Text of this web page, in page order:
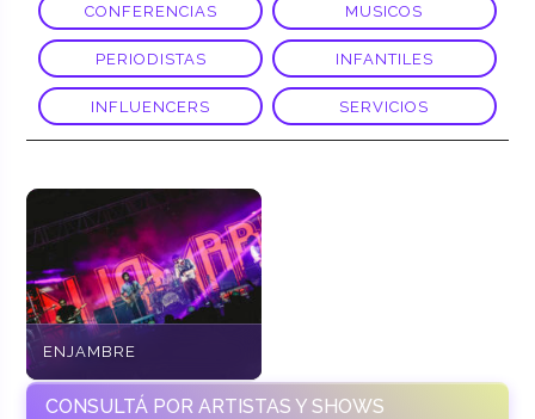
CONFERENCIAS MUSICOS
PERIODISTAS INFANTILES
INFLUENCERS SERVICIOS
ENJAMBRE
CONSULTÁ POR ARTISTAS Y SHOWS